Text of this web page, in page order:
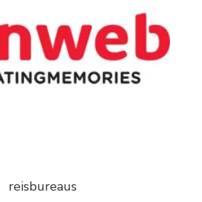
reisbureaus